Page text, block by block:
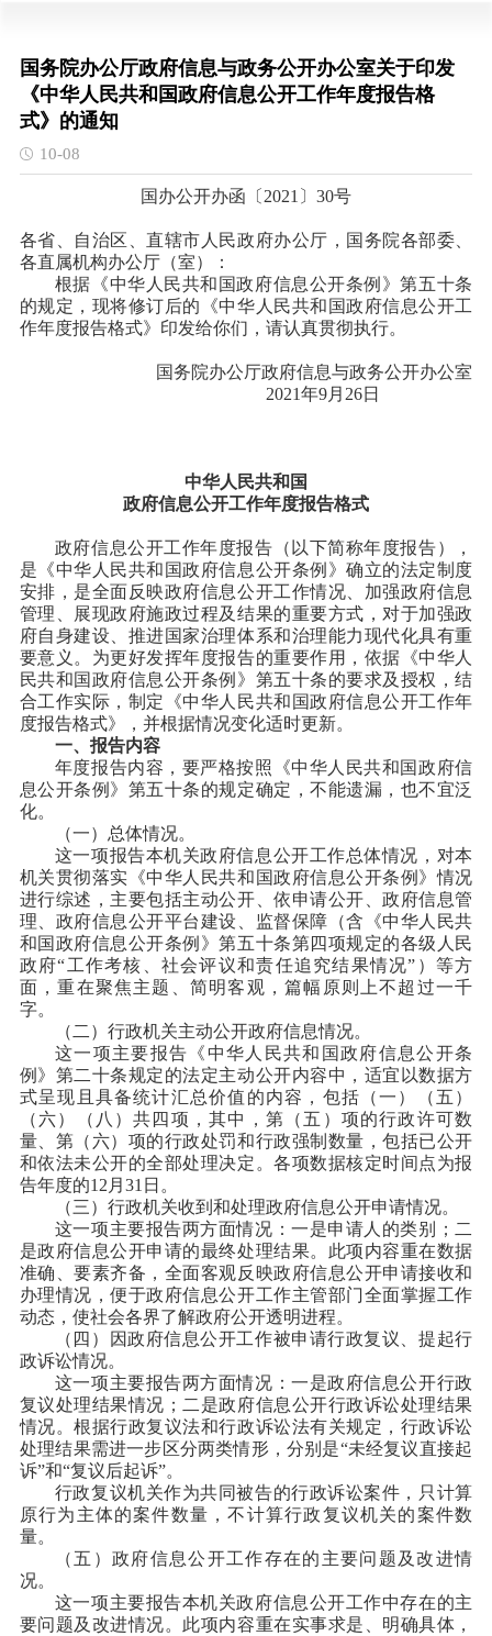
国务院办公厅政府信息与政务公开办公室关于印发
《中华人民共和国政府信息公开工作年度报告格
式》的通知
10-08
国办公开办函〔2021〕30号
各省、自治区、直辖市人民政府办公厅，国务院各部委、
各直属机构办公厅（室）：
根据《中华人民共和国政府信息公开条例》第五十条
的规定，现将修订后的《中华人民共和国政府信息公开工
作年度报告格式》印发给你们，请认真贯彻执行。
国务院办公厅政府信息与政务公开办公室
2021年9月26日
中华人民共和国
政府信息公开工作年度报告格式
政府信息公开工作年度报告（以下简称年度报告），
是《中华人民共和国政府信息公开条例》确立的法定制度
安排，是全面反映政府信息公开工作情况、加强政府信息
管理、展现政府施政过程及结果的重要方式，对于加强政
府自身建设、推进国家治理体系和治理能力现代化具有重
要意义。为更好发挥年度报告的重要作用，依据《中华人
民共和国政府信息公开条例》第五十条的要求及授权，结
合工作实际，制定《中华人民共和国政府信息公开工作年
度报告格式》，并根据情况变化适时更新。
一、报告内容
年度报告内容，要严格按照《中华人民共和国政府信
息公开条例》第五十条的规定确定，不能遗漏，也不宜泛
化。
（一）总体情况。
这一项报告本机关政府信息公开工作总体情况，对本
机关贯彻落实《中华人民共和国政府信息公开条例》情况
进行综述，主要包括主动公开、依申请公开、政府信息管
理、政府信息公开平台建设、监督保障（含《中华人民共
和国政府信息公开条例》第五十条第四项规定的各级人民
政府“工作考核、社会评议和责任追究结果情况”）等方
面，重在聚焦主题、简明客观，篇幅原则上不超过一千
字。
（二）行政机关主动公开政府信息情况。
这一项主要报告《中华人民共和国政府信息公开条
例》第二十条规定的法定主动公开内容中，适宜以数据方
式呈现且具备统计汇总价值的内容，包括（一）（五）
（六）（八）共四项，其中，第（五）项的行政许可数
量、第（六）项的行政处罚和行政强制数量，包括已公开
和依法未公开的全部处理决定。各项数据核定时间点为报
告年度的12月31日。
（三）行政机关收到和处理政府信息公开申请情况。
这一项主要报告两方面情况：一是申请人的类别；二
是政府信息公开申请的最终处理结果。此项内容重在数据
准确、要素齐备，全面客观反映政府信息公开申请接收和
办理情况，便于政府信息公开工作主管部门全面掌握工作
动态，使社会各界了解政府公开透明进程。
（四）因政府信息公开工作被申请行政复议、提起行
政诉讼情况。
这一项主要报告两方面情况：一是政府信息公开行政
复议处理结果情况；二是政府信息公开行政诉讼处理结果
情况。根据行政复议法和行政诉讼法有关规定，行政诉讼
处理结果需进一步区分两类情形，分别是“未经复议直接起
诉”和“复议后起诉”。
行政复议机关作为共同被告的行政诉讼案件，只计算
原行为主体的案件数量，不计算行政复议机关的案件数
量。
（五）政府信息公开工作存在的主要问题及改进情
况。
这一项主要报告本机关政府信息公开工作中存在的主
要问题及改进情况。此项内容重在实事求是、明确具体，